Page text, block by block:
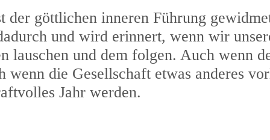
der göttlichen inneren Führung
und wird erinnert, wenn wir
lauschen und dem folgen. Auch wenn
wenn die Gesellschaft etwas anderes
Jahr werden.